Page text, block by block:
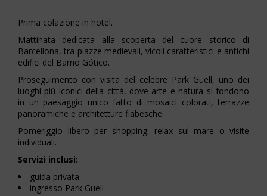
Prima colazione in hotel.
Mattinata dedicata alla scoperta del cuore storico di
Barcellona, tra piazze medievali, vicoli caratteristici e antichi
edifici del Barrio Gótico.
Proseguimento con visita del celebre Park Güell, uno dei
luoghi più iconici della città, dove arte e natura si fondono
in un paesaggio unico fatto di mosaici colorati, terrazze
panoramiche e architetture fiabesche.
Pomeriggio libero per shopping, relax sul mare o visite
individuali.
Servizi inclusi:
guida privata
ingresso Park Güell